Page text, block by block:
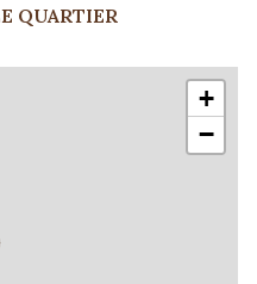
QUARTIER
+
−